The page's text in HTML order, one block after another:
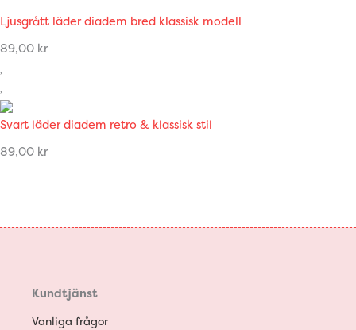
Ljusgrått läder diadem bred klassisk modell
89,00 kr
Svart läder diadem retro & klassisk stil
89,00 kr
Kundtjänst
Vanliga frågor